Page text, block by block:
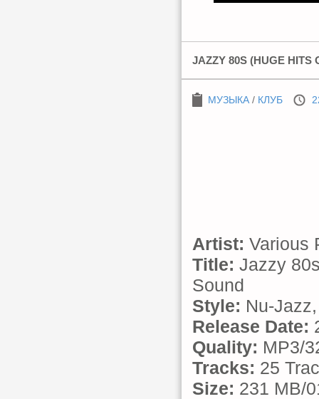
JAZZY 80S (HUGE HITS
МУЗЫКА / КЛУБ
Artist: Various
Title: Jazzy
Sound
Style: Nu-
Release Date:
Quality: MP3/
Tracks: 25
Size: 231 MB/